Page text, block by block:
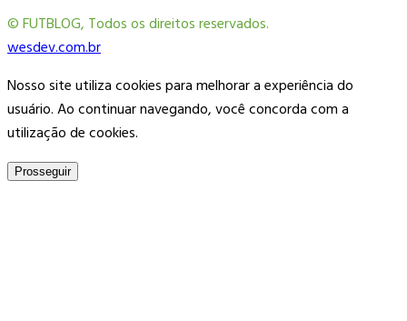
© FUTBLOG, Todos os direitos reservados.
wesdev.com.br
Nosso site utiliza cookies para melhorar a experiência do
usuário. Ao continuar navegando, você concorda com a
utilização de cookies.
Prosseguir